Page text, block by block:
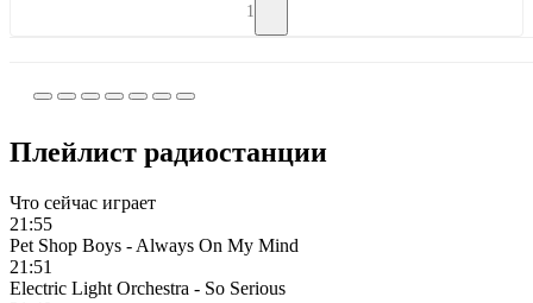
1
Плейлист радиостанции
Что сейчас играет
21:55
Pet Shop Boys - Always On My Mind
21:51
Electric Light Orchestra - So Serious